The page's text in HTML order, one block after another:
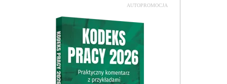
AUTOPROMOCJA